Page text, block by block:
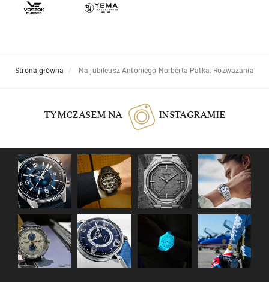
Strona główna Na jubileusz Antoniego Norberta Patka. Rozważania
TYMCZASEM NA INSTAGRAMIE